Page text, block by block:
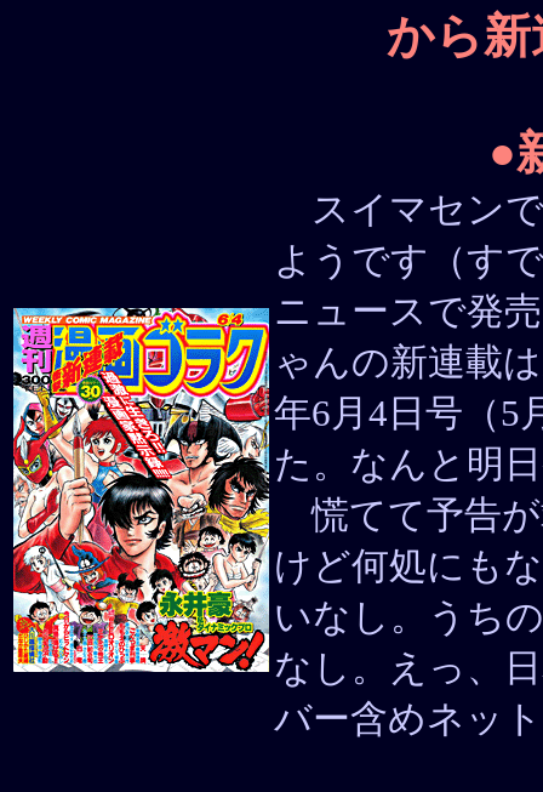
から
●
スイマセンで
ようです（す
ニュースで発
ゃんの新連載
年6月4日号（5
た。なんと明
慌てて予告が
けど何処にも
いなし。うち
なし。えっ、
バー含めネッ